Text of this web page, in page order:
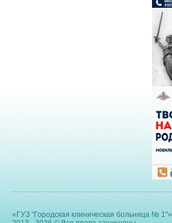
«ГУЗ "Городская клиническая больница № 1"»